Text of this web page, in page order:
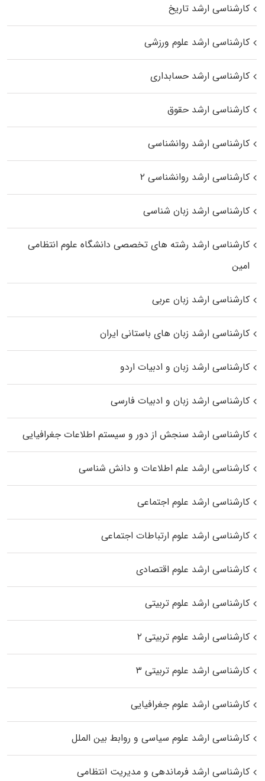
کارشناسی ارشد تاریخ
کارشناسی ارشد علوم ورزشی
کارشناسی ارشد حسابداری
کارشناسی ارشد حقوق
کارشناسی ارشد روانشناسی
کارشناسی ارشد روانشناسی ۲
کارشناسی ارشد زبان شناسی
کارشناسی ارشد رﺷﺘﻪ ﻫﺎی تخصصی داﻧﺸﮕﺎه ﻋﻠﻮم انتظامی
اﻣﻴﻦ
کارشناسی ارشد زبان عربی
کارشناسی ارشد زبان‌ های باستانی ایران
کارشناسی ارشد زبان و ادبیات اردو
کارشناسی ارشد زبان و ادبیات فارسی
کارشناسی ارشد سنجش از دور و سیستم اطلاعات جغرافیایی
کارشناسی ارشد علم اطلاعات و دانش شناسی
کارشناسی ارشد علوم اجتماعی
کارشناسی ارشد علوم ارتباطات اجتماعی
کارشناسی ارشد علوم اقتصادی
کارشناسی ارشد علوم تربیتی
کارشناسی ارشد علوم تربیتی ۲
کارشناسی ارشد علوم تربیتی ۳
کارشناسی ارشد علوم جغرافیایی
کارشناسی ارشد علوم سیاسی و روابط بین الملل
کارشناسی ارشد فرماندهی و مدیریت انتظامی